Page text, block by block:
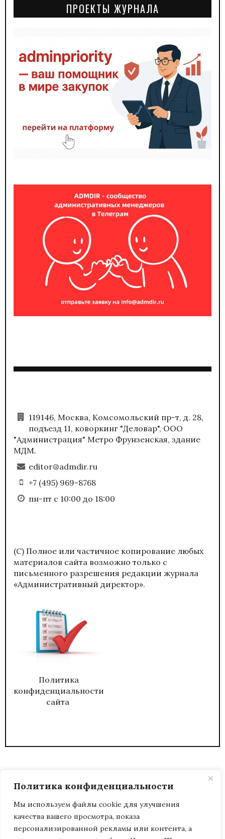
Политика конфиденциальности
Мы используем файлы cookie для улучшения
качества вашего просмотра, показа
персонализированной рекламы или контента, а
ПРОЕКТЫ ЖУРНАЛА
119146, Москва, Комсомольский пр-т, д. 28,
подъезд 11, коворкинг "Деловар", ООО
"Администрация" Метро Фрунзенская, здание
МДМ.
editor@admdir.ru
+7 (495) 969-8768
пн-пт с 10:00 до 18:00
(С) Полное или частичное копирование любых
материалов сайта возможно только с
письменного разрешения редакции журнала
«Административный директор».
Политика
конфиденциальности
сайта
ЖУРНАЛ АДМИНИСТРАТИВНЫЙ
ДИРЕКТОР.